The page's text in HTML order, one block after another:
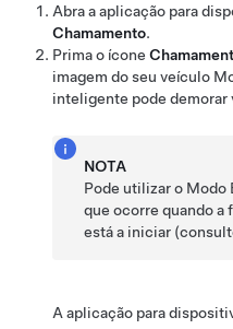
Abra a aplicação para
Chamamento.
Prima o ícone
imagem do seu veículo
inteligente pode demorar
NOTA
Pode utilizar o Modo
que ocorre quando a
está a iniciar
A aplicação para